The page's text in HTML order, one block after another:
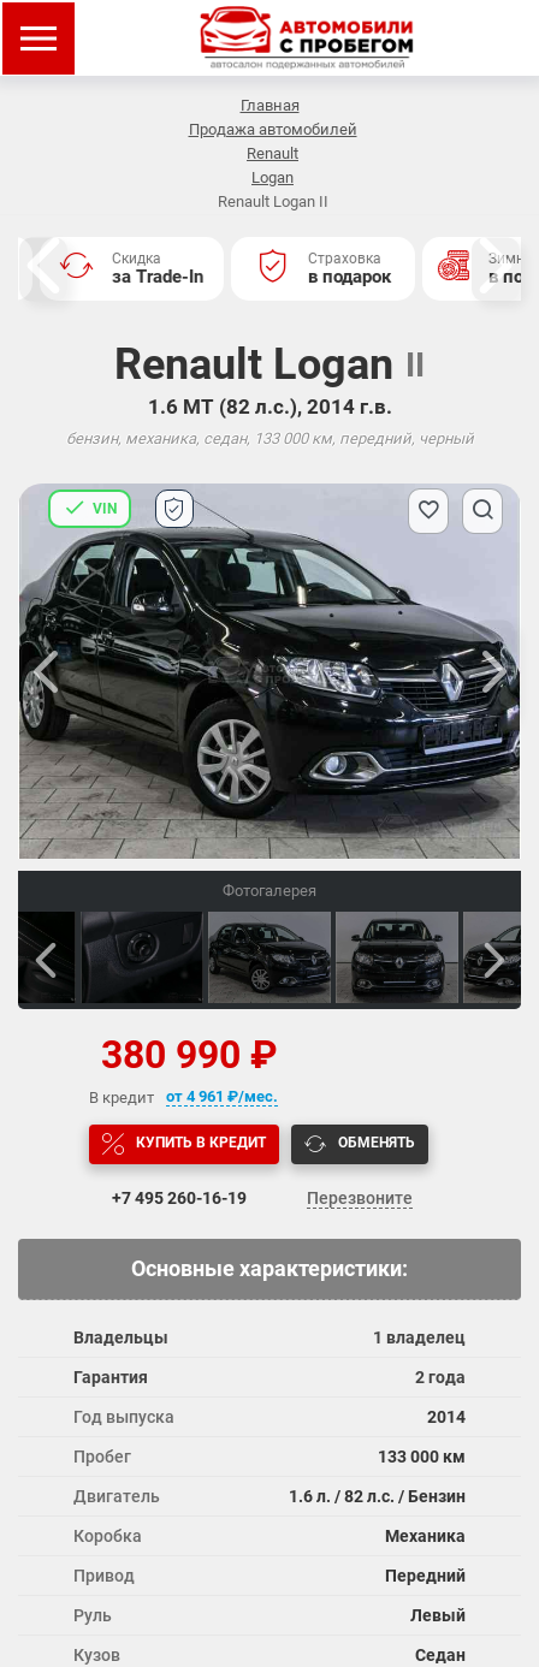
Главная
Продажа автомобилей
Renault
Logan
Renault Logan II
In
Страховка
в подарок
Зимняя резина
в подарок
Renault Logan II
1.6 MT (82 л.с.), 2014 г.в.
бензин, механика, седан, 133 000 км, передний, черный
Фотогалерея
VIN
380 990 ₽
В кредит от 4 961 ₽/мес.
КУПИТЬ В КРЕДИТ ОБМЕНЯТЬ
+7 495260-16-19 Перезвоните
Основные характеристики:
Владельцы 1 владелец
Гарантия 2 года
Год выпуска 2014
Пробег 133 000 км
Двигатель 1.6 л. / 82 л.с. / Бензин
Коробка Механика
Привод Передний
Руль Левый
Кузов Седан